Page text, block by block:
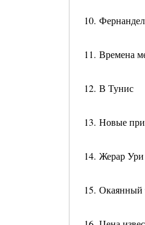
10.
11. Времена
12. В Тунис
13. Новые
14. Жерар Ури
15. Окаянный